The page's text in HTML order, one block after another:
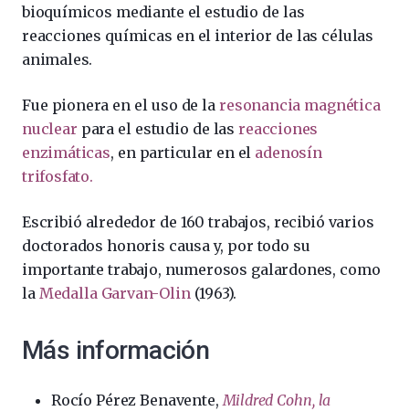
bioquímicos mediante el estudio de las
reacciones químicas en el interior de las células
animales.
Fue pionera en el uso de laresonancia magnética
nuclear para el estudio de lasreacciones
enzimáticas, en particular en el adenosín
trifosfato.
Escribió alrededor de 160 trabajos, recibió varios
doctorados honoris causa y, por todo su
importante trabajo, numerosos galardones, como
la Medalla Garvan-Olin(1963).
Más información
Rocío Pérez Benavente,Mildred Cohn, la